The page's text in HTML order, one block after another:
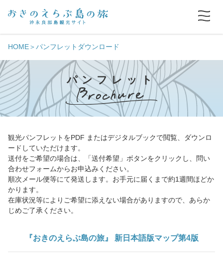
HOME パンフレットダウンロード
パンフレット
観光パンフレットをPDF またはデジタルブックで閲覧、ダウンロ
ードしていただけます。
送付をご希望の場合は、「送付希望」ボタンをクリックし、問い
合わせフォームからお申込みください。
順次メール便等にて発送します。お手元に届くまで約1週間ほどか
かります。
在庫状況等によりご希望に添えない場合がありますので、あらか
じめご了承ください。
『おきのえらぶ島の旅』 新日本語版マップ第4版